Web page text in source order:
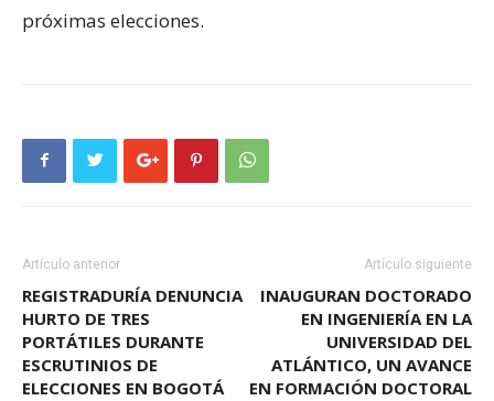
próximas elecciones.
Artículo anterior
REGISTRADURÍA DENUNCIA
HURTO DE TRES
PORTÁTILES DURANTE
ESCRUTINIOS DE
ELECCIONES EN BOGOTÁ
Artículo siguiente
INAUGURAN DOCTORADO
EN INGENIERÍA EN LA
UNIVERSIDAD DEL
ATLÁNTICO, UN AVANCE
EN FORMACIÓN DOCTORAL